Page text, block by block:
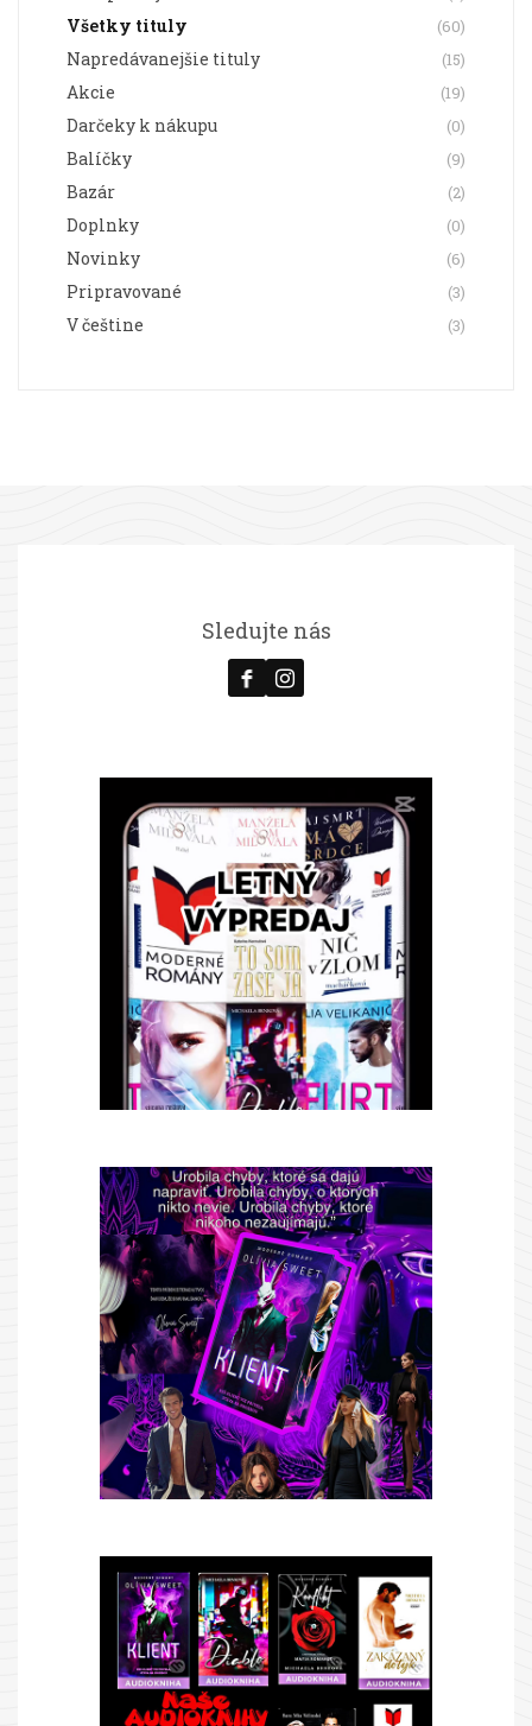
Všetky tituly (60)
Napredávanejšie tituly (15)
Akcie (19)
Darčeky k nákupu (0)
Balíčky (9)
Bazár (2)
Doplnky (0)
Novinky (6)
Pripravované (3)
V češtine (3)
Sledujte nás